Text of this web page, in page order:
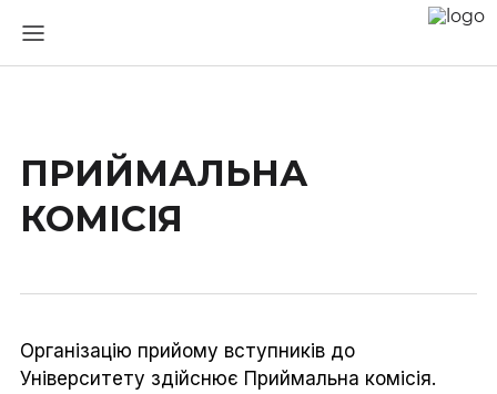
ПРИЙМАЛЬНА
КОМІСІЯ
Організацію прийому вступників до
Університету здійснює Приймальна комісія.